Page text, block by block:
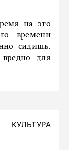
на это
времени
сидишь.
для
КУЛЬТУРА